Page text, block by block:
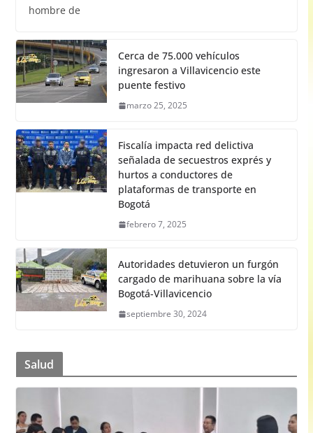
hombre de
Cerca de 75.000 vehículos
ingresaron a Villavicencio este
puente festivo
marzo 25, 2025
Fiscalía impacta red delictiva
señalada de secuestros exprés y
hurtos a conductores de
plataformas de transporte en
Bogotá
febrero 7, 2025
Autoridades detuvieron un furgón
cargado de marihuana sobre la vía
Bogotá-Villavicencio
septiembre 30, 2024
Salud